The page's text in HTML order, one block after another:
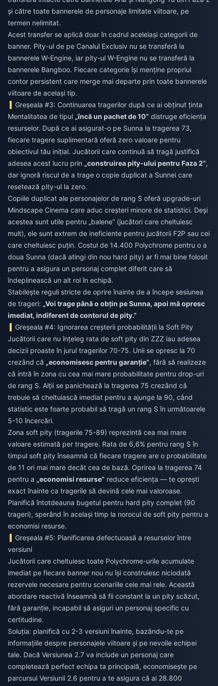
și către toate bannerele de personaje limitate viitoare, pe
termen nelimitat.
Acest transfer se aplică doar în cadrul aceleiași categorii de
banner. Pity-ul de pe Canalul Exclusiv nu se transferă la
bannerele W-Engine, iar pity-ul W-Engine nu se transferă la
bannerele Bangboo. Fiecare categorie își menține propriul
contor persistent care merge mai departe prin toate bannerele
viitoare de același tip.
Greșeala #3: Continuarea tragerilor după ce ai obținut ținta
Mentalitatea de tipul „încă un pachet de 10” distruge eficiența
resurselor. După ce ai asigurat-o pe Sunna la tragerea 73,
fiecare tragere suplimentară oferă zero valoare pentru
obiectivul tău inițial. Jucătorii care continuă să tragă justifică
adesea acest lucru prin „construirea pity-ului pentru Faza 2”,
dar ignoră riscul de a trage o copie duplicat a Sunnei care
resetează pity-ul la zero.
Copiile duplicat ale personajelor de rang S oferă upgrade-uri
Mindscape Cinema care aduc creșteri minore de statistici. Deși
acestea sunt utile pentru „balene” (jucători care cheltuiesc
mult), ele sunt extrem de ineficiente pentru jucătorii F2P sau cei
care cheltuiesc puțin. Costul de 14.400 Polychrome pentru o a
doua Sunna (dacă atingi din nou hard pity) ar fi mai bine folosit
pentru a asigura un personaj complet diferit care să
îndeplinească un alt rol în echipă.
Stabilește reguli stricte de oprire înainte de a începe sesiunea
de trageri: „Voi trage până o obțin pe Sunna, apoi mă opresc
imediat, indiferent de contorul de pity.”
Greșeala #4: Ignorarea creșterii probabilității la Soft Pity
Jucătorii care nu înțeleg rata de soft pity din ZZZ iau adesea
decizii proaste în jurul tragerilor 70-75. Unii se opresc la 70
crezând că „economisesc pentru garanție”, fără să realizeze
că intră în zona cu cea mai mare probabilitate pentru drop-uri
de rang S. Alții se panichează la tragerea 75 crezând că
trebuie să cheltuiască imediat pentru a ajunge la 90, când
statistic este foarte probabil să tragă un rang S în următoarele
5-10 încercări.
Zona soft pity (tragerile 75-89) reprezintă cea mai mare
valoare estimată per tragere. Rata de 6,6% pentru rang S în
timpul soft pity înseamnă că fiecare tragere are o probabilitate
de 11 ori mai mare decât cea de bază. Oprirea la tragerea 74
pentru a „economisi resurse” reduce eficiența — te oprești
exact înainte ca tragerile să devină cele mai valoroase.
Planifică întotdeauna bugetul pentru hard pity complet (90
trageri), sperând în același timp la norocul de soft pity pentru a
economisi resurse.
Greșeala #5: Planificarea defectuoasă a resurselor între
versiuni
Jucătorii care cheltuiesc toate Polychrome-urile acumulate
imediat pe fiecare banner nou nu își construiesc niciodată
rezervele necesare pentru scenariile cele mai rele. Această
abordare reactivă înseamnă să fii constant la un pity scăzut,
fără garanție, incapabil să asiguri un personaj specific cu
certitudine.
Soluția: planifică cu 2-3 versiuni înainte, bazându-te pe
informațiile despre personajele viitoare și pe nevoile echipei
tale. Dacă Versiunea 2.7 va include un personaj care
completează perfect echipa ta principală, economisește pe
parcursul Versiunii 2.6 pentru a te asigura că ai 28.800